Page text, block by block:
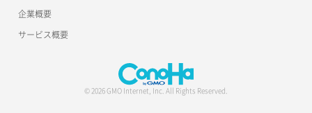
企業概要
サービス概要
© 2026 GMO Internet, Inc. All Rights Reserved.